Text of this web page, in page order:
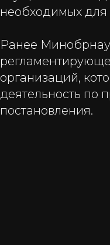
необходимых для
Ранее
организаций,
деятельность по
постановления.